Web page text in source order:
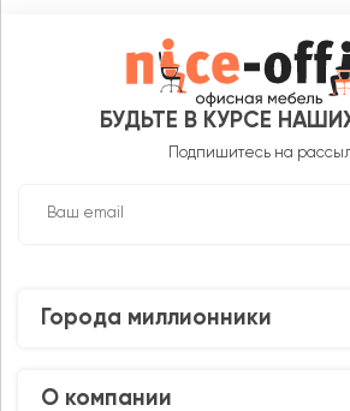
БУДЬТЕ В КУРСЕ
Подпишитесь на
Города миллионники
О компании